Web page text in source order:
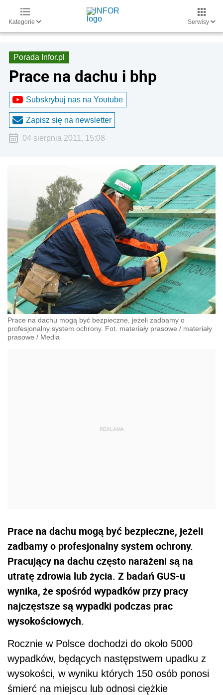
Kategorie Serwisy
Porada Infor.pl
Prace na dachu i bhp
Subskrybuj nas na Youtube
Zapisz się na newsletter
04 sierpnia 2011, 15:08
Prace na dachu mogą być bezpieczne, jeżeli zadbamy o
profesjonalny system ochrony. Fot. materiały prasowe / materiały
prasowe / Media
Prace na dachu mogą być bezpieczne, jeżeli
zadbamy o profesjonalny system ochrony.
Pracujący na dachu często narażeni są na
utratę zdrowia lub życia. Z badań GUS-u
wynika, że spośród wypadków przy pracy
najczęstsze są wypadki podczas prac
wysokościowych.
Rocznie w Polsce dochodzi do około 5000
wypadków, będących następstwem upadku z
wysokości, w wyniku których 150 osób ponosi
śmierć na miejscu lub odnosi ciężkie